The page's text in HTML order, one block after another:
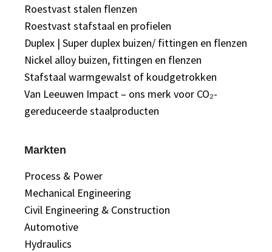
Roestvast stalen flenzen
Roestvast stafstaal en profielen
Duplex | Super duplex buizen/ fittingen en flenzen
Nickel alloy buizen, fittingen en flenzen
Stafstaal warmgewalst of koudgetrokken
Van Leeuwen Impact – ons merk voor CO₂-
gereduceerde staalproducten
Markten
Process & Power
Mechanical Engineering
Civil Engineering & Construction
Automotive
Hydraulics